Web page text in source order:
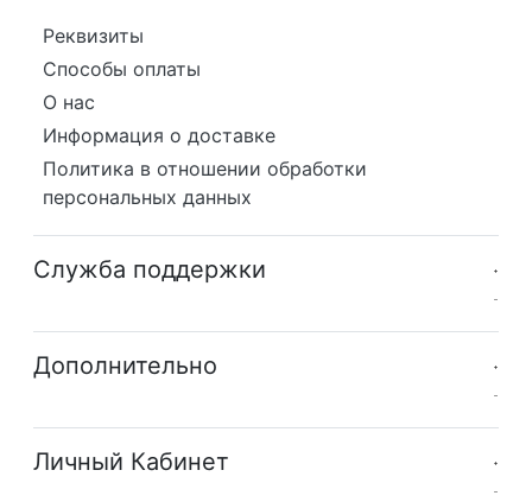
Реквизиты
Способы оплаты
О нас
Информация о доставке
Политика в отношении обработки
персональных данных
Служба поддержки
Дополнительно
Личный Кабинет